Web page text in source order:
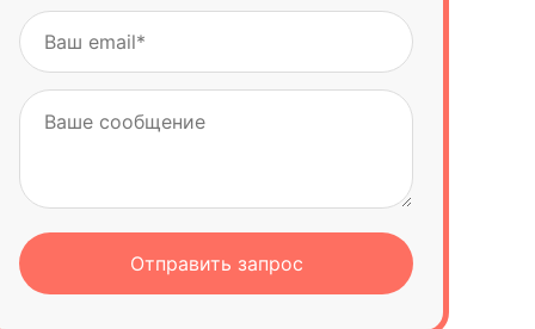
Техническая SEO-оптимизация под AI
Overviews
Адаптация коммерческих страниц для
Рекомендации по созданию контента,
который попадает в AI Overviews
Какие ниши чаще выигрывают от AI-